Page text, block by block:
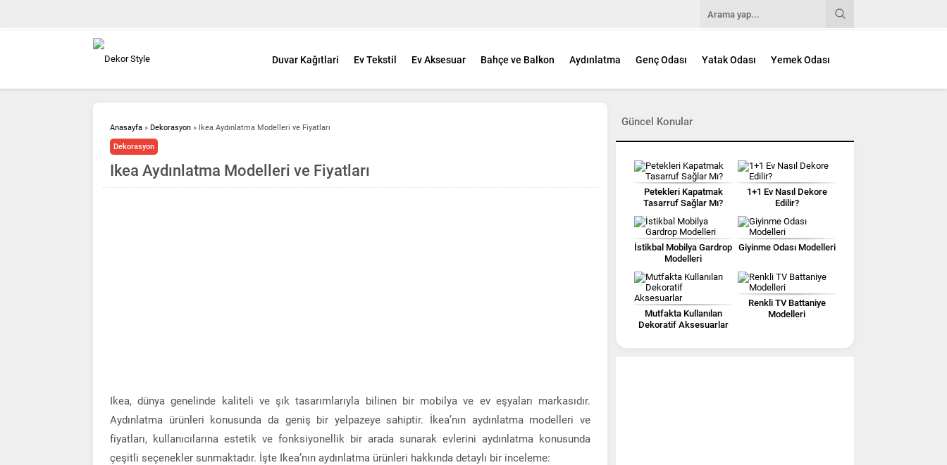
Duvar Kağıtlari Ev Tekstil Ev Aksesuar Bahçe ve Balkon Aydınlatma Genç Odası Yatak Odası Yemek Odası
Anasayfa » Dekorasyon » Ikea Aydınlatma Modelleri ve Fiyatları
Dekorasyon
Ikea Aydınlatma Modelleri ve Fiyatları
Ikea, dünya genelinde kaliteli ve şık tasarımlarıyla bilinen bir mobilya ve ev eşyaları markasıdır.
Aydınlatma ürünleri konusunda da geniş bir yelpazeye sahiptir. İkea’nın aydınlatma modelleri ve
fiyatları, kullanıcılarına estetik ve fonksiyonellik bir arada sunarak evlerini aydınlatma konusunda
çeşitli seçenekler sunmaktadır. İşte Ikea’nın aydınlatma ürünleri hakkında detaylı bir inceleme:
Güncel Konular
Petekleri Kapatmak
Tasarruf Sağlar Mı?
1+1 Ev Nasıl Dekore
Edilir?
İstikbal Mobilya Gardrop
Modelleri
Giyinme Odası Modelleri
Mutfakta Kullanılan
Dekoratif Aksesuarlar
Renkli TV Battaniye
Modelleri